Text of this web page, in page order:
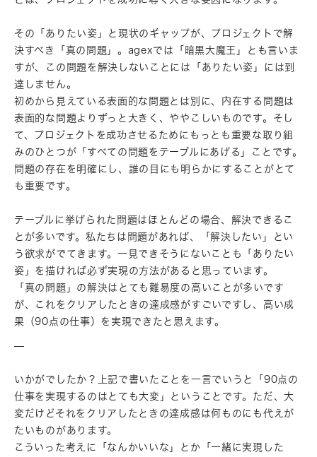
その「ありたい姿」と現状のギャップが、プロジェクトで解
決すべき「真の問題」。agexでは「暗黒大魔王」とも言いま
すが、この問題を解決しないことには「ありたい姿」には到
達しません。
初めから見えている表面的な問題とは別に、内在する問題は
表面的な問題よりずっと大きく、ややこしいものです。そし
て、プロジェクトを成功させるためにもっとも重要な取り組
みのひとつが「すべての問題をテーブルにあげる」ことです。
問題の存在を明確にし、誰の目にも明らかにすることがとて
も重要です。
テーブルに挙げられた問題はほとんどの場合、解決できるこ
とが多いです。私たちは問題があれば、「解決したい」とい
う欲求がでてきます。一見できそうにないことも「ありたい
姿」を描ければ必ず実現の方法があると思っています。
「真の問題」の解決はとても難易度の高いことが多いです
が、これをクリアしたときの達成感がすごいですし、高い成
果（90点の仕事）を実現できたと思えます。
—
いかがでしたか？上記で書いたことを一言でいうと「90点の
仕事を実現するのはとても大変」ということです。ただ、大
変だけどそれをクリアしたときの達成感は何ものにも代えが
たいものがあります。
こういった考えに「なんかいいな」とか「一緒に実現した